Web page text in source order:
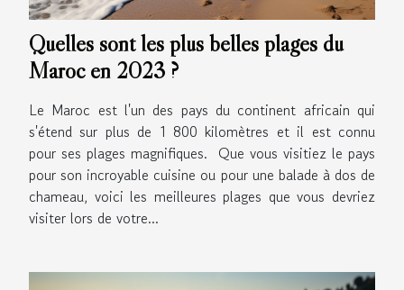
Quelles sont les plus belles plages du
Maroc en 2023 ?
Le Maroc est l'un des pays du continent africain qui
s'étend sur plus de 1 800 kilomètres et il est connu
pour ses plages magnifiques. Que vous visitiez le pays
pour son incroyable cuisine ou pour une balade à dos de
chameau, voici les meilleures plages que vous devriez
visiter lors de votre...